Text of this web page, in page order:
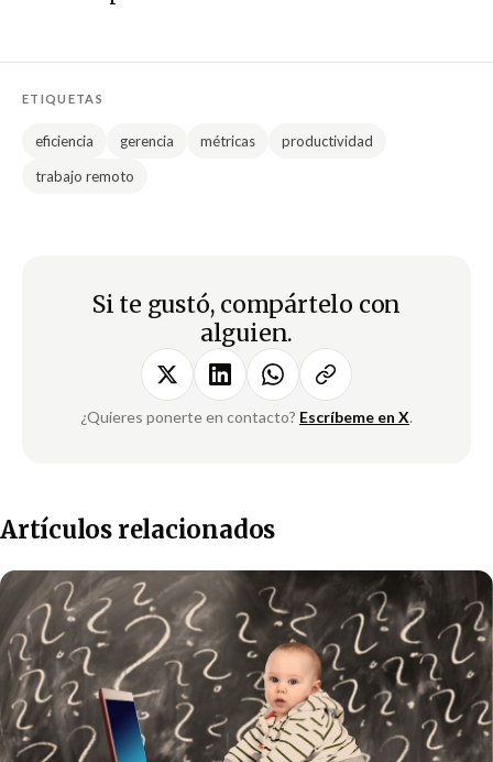
ETIQUETAS
eficiencia gerencia métricas
productividad
trabajo remoto
Si te gustó, compártelo con
alguien.
¿Quieres ponerte en contacto? Escríbeme en X.
Artículos relacionados